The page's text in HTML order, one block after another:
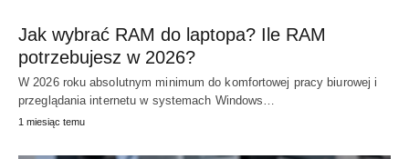
Jak wybrać RAM do laptopa? Ile RAM
potrzebujesz w 2026?
W 2026 roku absolutnym minimum do komfortowej pracy biurowej i
przeglądania internetu w systemach Windows…
1 miesiąc temu